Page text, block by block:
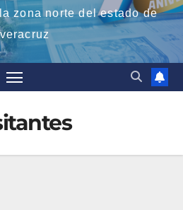
zona norte del estado de
veracruz